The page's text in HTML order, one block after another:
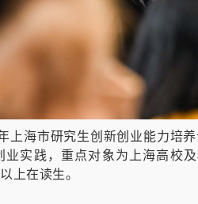
上海市研究生创新创业能力培
业实践，重点对象为上海高校
上在读生。